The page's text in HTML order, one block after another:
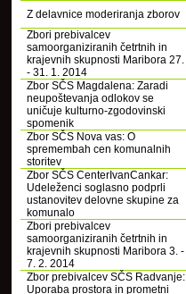
Z delavnice moderiranja zborov
Zbori prebivalcev
samoorganiziranih četrtnih in
krajevnih skupnosti Maribora 27.
- 31. 1. 2014
Zbor SČS Magdalena: Zaradi
neupoštevanja odlokov se
uničuje kulturno-zgodovinski
spomenik
Zbor SČS Nova vas: O
spremembah cen komunalnih
storitev
Zbor SČS CenterIvanCankar:
Udeleženci soglasno podprli
ustanovitev delovne skupine za
komunalo
Zbori prebivalcev
samoorganiziranih četrtnih in
krajevnih skupnosti Maribora 3. -
7. 2. 2014
Zbor prebivalcev SČS Radvanje:
Uporaba prostora in prometni